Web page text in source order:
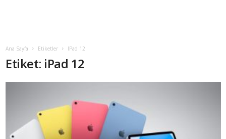
Ana Sayfa Etiketler IPad 12
Etiket: iPad 12